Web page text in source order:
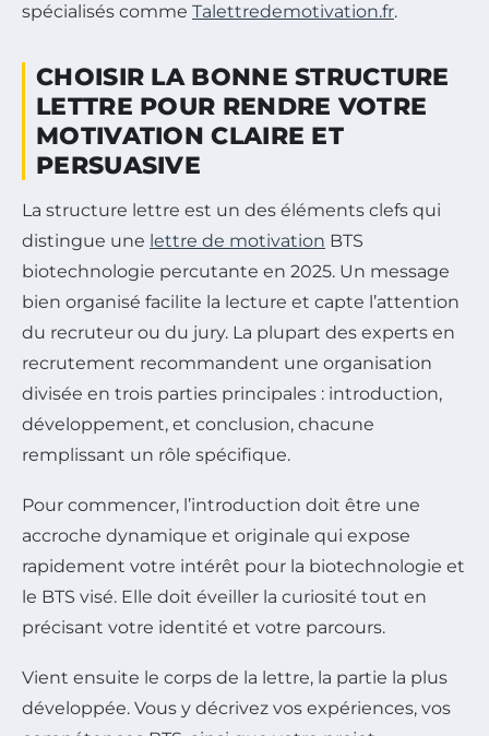
spécialisés comme Talettredemotivation.fr.
CHOISIR LA BONNE STRUCTURE
LETTRE POUR RENDRE VOTRE
MOTIVATION CLAIRE ET
PERSUASIVE
La structure lettre est un des éléments clefs qui
distingue une lettre de motivation BTS
biotechnologie percutante en 2025. Un message
bien organisé facilite la lecture et capte l’attention
du recruteur ou du jury. La plupart des experts en
recrutement recommandent une organisation
divisée en trois parties principales : introduction,
développement, et conclusion, chacune
remplissant un rôle spécifique.
Pour commencer, l’introduction doit être une
accroche dynamique et originale qui expose
rapidement votre intérêt pour la biotechnologie et
le BTS visé. Elle doit éveiller la curiosité tout en
précisant votre identité et votre parcours.
Vient ensuite le corps de la lettre, la partie la plus
développée. Vous y décrivez vos expériences, vos